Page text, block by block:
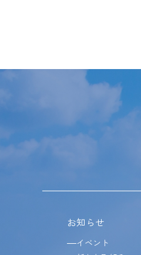
お知らせ
イベント